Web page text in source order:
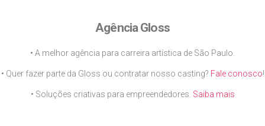
Agência Gloss
• A melhor agência para carreira artística de São Paulo.
• Quer fazer parte da Gloss ou contratar nosso casting? Fale conosco!
• Soluções criativas para empreendedores. Saiba mais